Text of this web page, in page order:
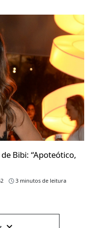
Bibi: “Apoteótico,
3 minutos de leitura